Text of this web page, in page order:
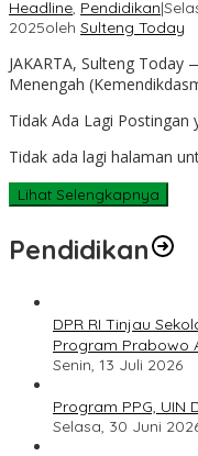
Headline, Pendidikan|
2025oleh Sulteng Today
JAKARTA, Sulteng
Menengah
Tidak Ada Lagi Postingan
Tidak ada lagi halaman
Lihat Selengkapnya
Pendidikan
DPR RI Tinjau
Program Prabowo
Senin, 13 Juli 2026
Program PPG, UIN
Selasa, 30 Juni